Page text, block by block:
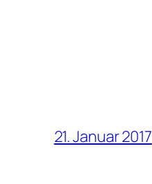
21. Januar 2017